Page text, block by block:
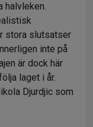
halvleken.
stora slutsatser
inte på
är dock här
laget i år.
Djurdjic som